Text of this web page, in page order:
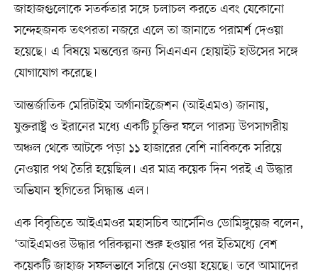
জাহাজগুলোকে সতর্কতার সঙ্গে চলাচল করতে এবং যেকোনো
সন্দেহজনক তৎপরতা নজরে এলে তা জানাতে পরামর্শ দেওয়া
হয়েছে। এ বিষয়ে মন্তব্যের জন্য সিএনএন হোয়াইট হাউসের সঙ্গে
যোগাযোগ করেছে।
আন্তর্জাতিক মেরিটাইম অর্গানাইজেশন (আইএমও) জানায়,
যুক্তরাষ্ট্র ও ইরানের মধ্যে একটি চুক্তির ফলে পারস্য উপসাগরীয়
অঞ্চল থেকে আটকে পড়া ১১ হাজারের বেশি নাবিককে সরিয়ে
নেওয়ার পথ তৈরি হয়েছিল। এর মাত্র কয়েক দিন পরই এ উদ্ধার
অভিযান স্থগিতের সিদ্ধান্ত এল।
এক বিবৃতিতে আইএমওর মহাসচিব আর্সেনিও ডোমিঙ্গুয়েজ বলেন,
‘আইএমওর উদ্ধার পরিকল্পনা শুরু হওয়ার পর ইতিমধ্যে বেশ
কয়েকটি জাহাজ সফলভাবে সরিয়ে নেওয়া হয়েছে। তবে আমাদের